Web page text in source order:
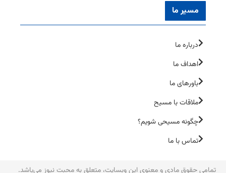
مسیر ما
درباره ما
اهداف ما
باورهای ما
ملاقات با مسیح
چگونه مسیحی شویم؟
تماس با ما
تمامی حقوق مادی و معنوی این وبسایت، متعلق به محبت نیوز می‌یاشد.